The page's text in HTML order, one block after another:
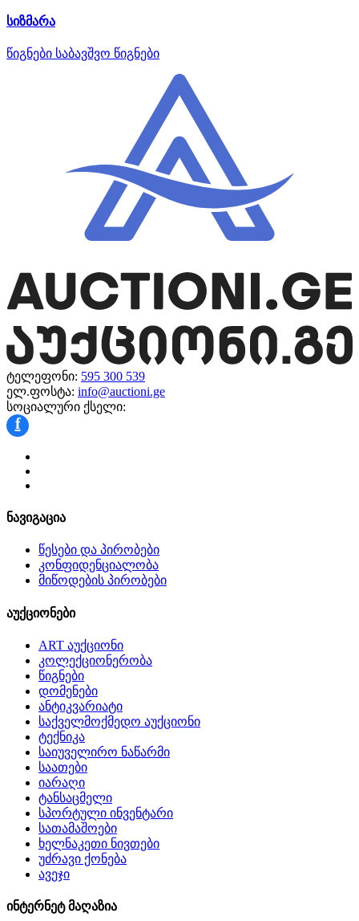
სიზმარა
წიგნები საბავშვო წიგნები
ტელეფონი: 595 300 539
ელ.ფოსტა: info@auctioni.ge
სოციალური ქსელი:
f
ნავიგაცია
წესები და პირობები
კონფიდენციალობა
მიწოდების პირობები
აუქციონები
ART აუქციონი
კოლექციონერობა
წიგნები
დომენები
ანტიკვარიატი
საქველმოქმედო აუქციონი
ტექნიკა
საიუველირო ნაწარმი
საათები
იარაღი
ტანსაცმელი
სპორტული ინვენტარი
სათამაშოები
ხელნაკეთი ნივთები
უძრავი ქონება
ავეჯი
ინტერნეტ მაღაზია